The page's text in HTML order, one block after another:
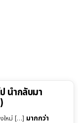
นำกลับมา
ใหม่ […] มากกว่า